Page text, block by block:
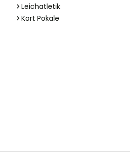
Leichatletik
Kart Pokale